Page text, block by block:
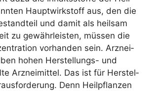
Haupt­wirk­stoff aus, den die
und damit als heil­sam
zu gewähr­leis­ten, müs­sen die
vor­han­den sein. Arz­nei­
hohen Her­stel­lungs- und
Arz­nei­mit­tel. Das ist für Her­stel­
Denn Heil­pflan­zen